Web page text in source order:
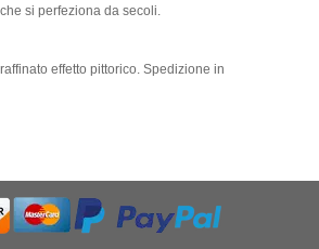
si perfeziona da secoli.
effetto pittorico. Spedizione in